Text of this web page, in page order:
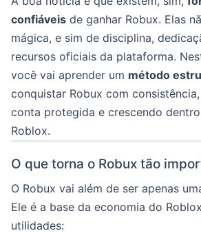
confiáveis de ganhar Robux. Elas
mágica, e sim de disciplina,
recursos oficiais da plataforma.
você vai aprender um método
conquistar Robux com
conta protegida e crescendo
Roblox.
O que torna o Robux tão
O Robux vai além de ser apenas
Ele é a base da economia do
utilidades: